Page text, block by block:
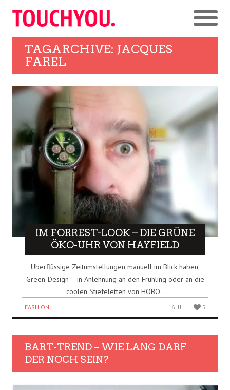
TAGARCHIVE: JACQUES
FAREL
IM FORREST-LOOK – DIE GRÜNE
ÖKO-UHR VON HAYFIELD
Überflüssige Zeitumstellungen manuell im Blick haben,
Green-Design – in Anlehnung an den Frühling oder an die
coolen Stiefeletten von HOBO..
FASHION 16 JULI 5
BART-TREND – WIE LANG DARF
DER NOCH SEIN?